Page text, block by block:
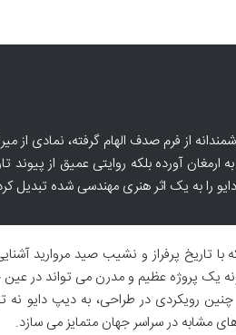
از فرم صدف الهام گرفته، نمادی از
ارمغان آورده بلکه روایتی عمیق از پیوند
را به یک اثر هنری مهندسی شده تبدیل
با تاریخ پرفراز و نشیب صید مروارید
یک پروژه عظیم و مدرن می تواند در
رویکردی در طراحی، به دیپ دایو نه
مشابه در سراسر جهان متمایز می سازد.